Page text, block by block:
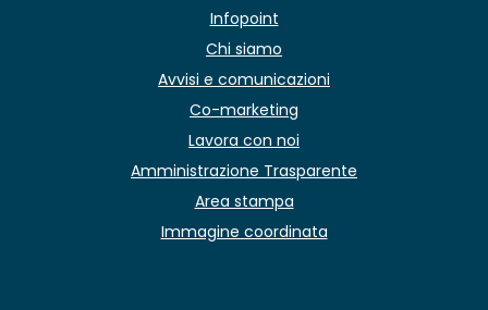
Infopoint
Chi siamo
Avvisi e comunicazioni
Co-marketing
Lavora con noi
Amministrazione Trasparente
Area stampa
Immagine coordinata